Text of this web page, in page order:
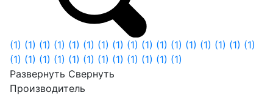
(1) (1) (1) (1) (1) (1) (1) (1) (1) (1) (1) (1) (1) (1) (1) (1) (1)
(1) (1) (1) (1) (1) (1) (1) (1) (1) (1) (1) (1)
Развернуть Свернуть
Производитель